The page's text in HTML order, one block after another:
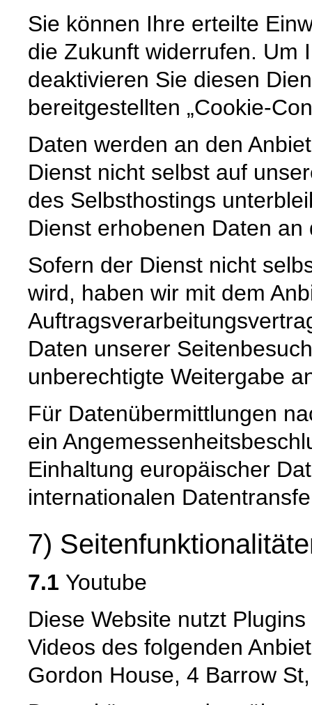
Sie können Ihre erteilte
die Zukunft widerrufen. Um
deaktivieren Sie diesen
bereitgestellten „Cookie-
Daten werden an den
Dienst nicht selbst auf
des Selbsthostings
Dienst erhobenen Daten an
Sofern der Dienst nicht
wird, haben wir mit dem
Daten unserer
unberechtigte Weitergabe
Für Datenübermittlungen
ein
Einhaltung europäischer
internationalen
7)
7.1 Youtube
Diese Website nutzt
Videos des folgenden
Gordon House, 4 Barrow